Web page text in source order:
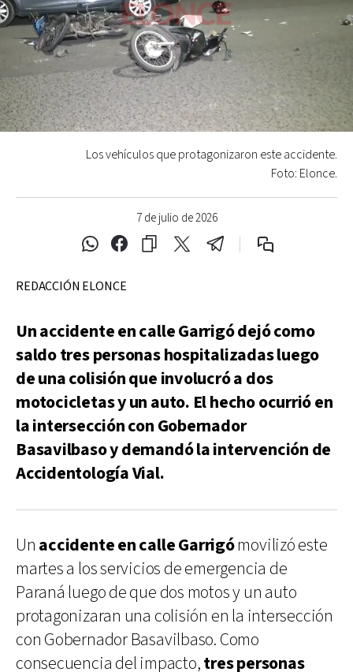
7 de julio de 2026
Los vehículos que protagonizaron este accidente.
Foto: Elonce.
REDACCIÓN ELONCE
Un accidente en calle Garrigó dejó como
saldo tres personas hospitalizadas luego
de una colisión que involucró a dos
motocicletas y un auto. El hecho ocurrió en
la intersección con Gobernador
Basavilbaso y demandó la intervención de
Accidentología Vial.
Un accidente en calle Garrigómovilizó este
martes a los servicios de emergencia de
Paraná luego de que dos motos y un auto
protagonizaran una colisión en la intersección
con Gobernador Basavilbaso. Como
consecuencia del impacto,tres personas